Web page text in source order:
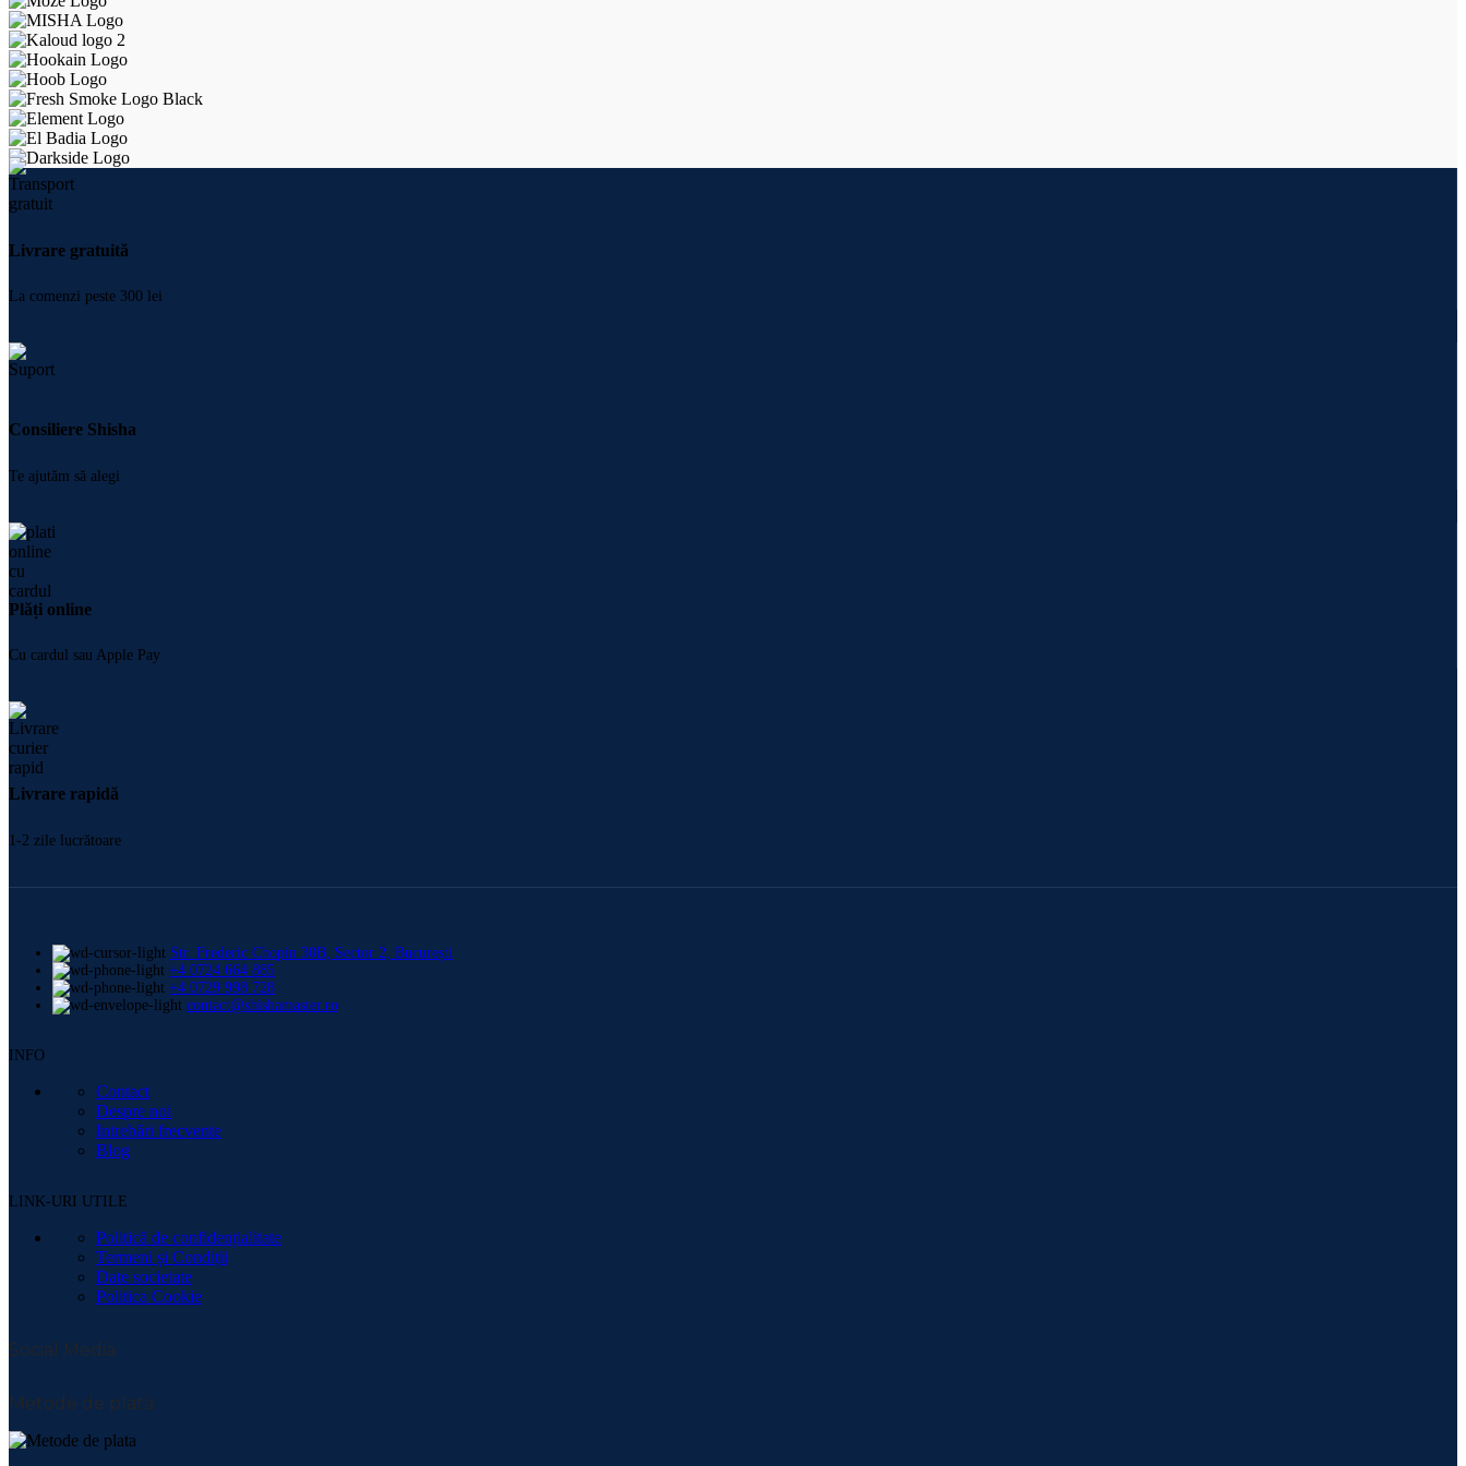
Livrare gratuită
La comenzi peste 300 lei
Consiliere Shisha
Te ajutăm să alegi
Plăți online
Cu cardul sau Apple Pay
Livrare rapidă
1-2 zile lucrătoare
Str. Frederic Chopin 30B, Sector 2, București
+4 0724 664 885
+4 0729 998 728
contact@shishamaster.ro
INFO
Contact
Despre noi
Intrebări frecvente
Blog
LINK-URI UTILE
Politică de confidențialitate
Termeni și Condiții
Date societate
Politica Cookie
Social Media:
Metode de plată: